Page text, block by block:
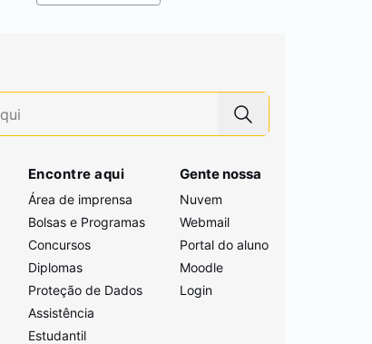
Encontre aqui
Área de imprensa
Bolsas e Programas
Concursos
Diplomas
Proteção de Dados
Assistência
Estudantil
Gente nossa
Nuvem
Webmail
Portal do aluno
Moodle
Login